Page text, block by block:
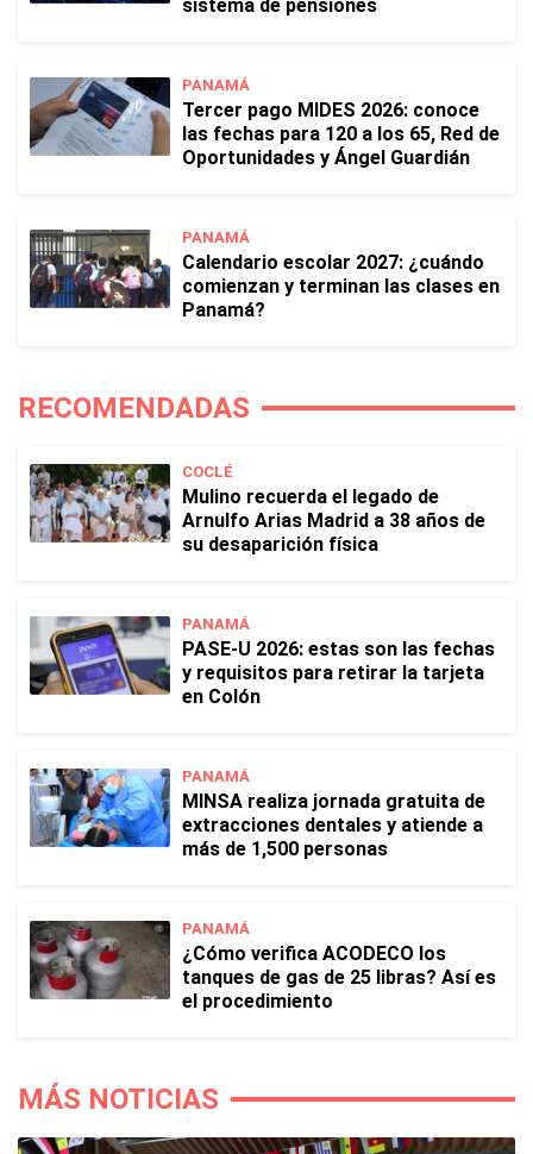
sistema de pensiones
PANAMÁ
Tercer pago MIDES 2026: conoce
las fechas para 120 a los 65, Red de
Oportunidades y Ángel Guardián
PANAMÁ
Calendario escolar 2027: ¿cuándo
comienzan y terminan las clases en
Panamá?
RECOMENDADAS
COCLÉ
Mulino recuerda el legado de
Arnulfo Arias Madrid a 38 años de
su desaparición física
PANAMÁ
PASE-U 2026: estas son las fechas
y requisitos para retirar la tarjeta
en Colón
PANAMÁ
MINSA realiza jornada gratuita de
extracciones dentales y atiende a
más de 1,500 personas
PANAMÁ
¿Cómo verifica ACODECO los
tanques de gas de 25 libras? Así es
el procedimiento
MÁS NOTICIAS